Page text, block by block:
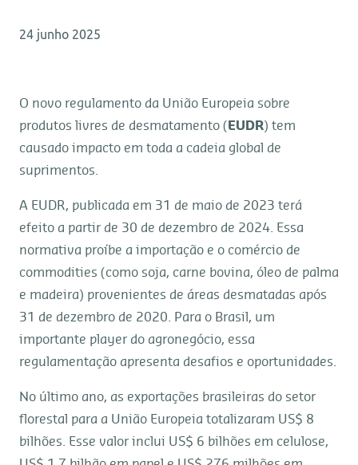
24 junho 2025
O novo regulamento da União Europeia sobre
produtos livres de desmatamento (EUDR) tem
causado impacto em toda a cadeia global de
suprimentos.
A EUDR, publicada em 31 de maio de 2023 terá
efeito a partir de 30 de dezembro de 2024. Essa
normativa proíbe a importação e o comércio de
commodities (como soja, carne bovina, óleo de palma
e madeira) provenientes de áreas desmatadas após
31 de dezembro de 2020. Para o Brasil, um
importante player do agronegócio, essa
regulamentação apresenta desafios e oportunidades.
No último ano, as exportações brasileiras do setor
florestal para a União Europeia totalizaram US$ 8
bilhões. Esse valor inclui US$ 6 bilhões em celulose,